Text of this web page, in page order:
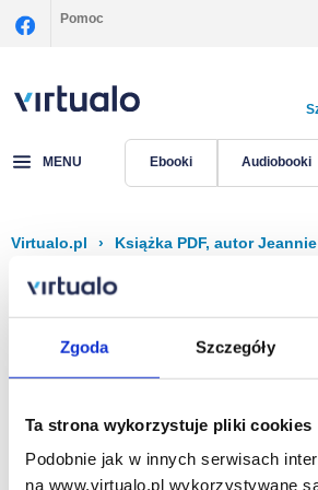
Zgoda Szczegóły
Ta strona wykorzystuje pliki cookies
Podobnie jak w innych serwisach
na www.virtualo.pl wykorzystywane
Pomoc
MENU Ebooki Audiobooki
Virtualo.pl › Książka PDF, autor
Filtruj